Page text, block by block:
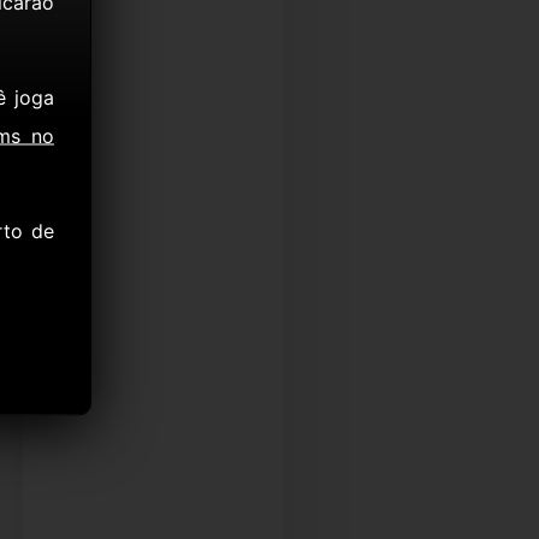
joga
no
de